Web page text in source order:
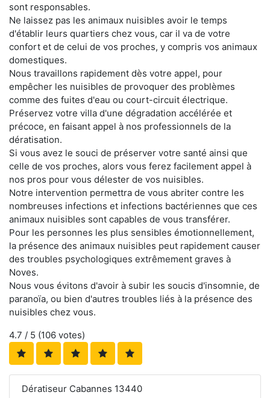
sont responsables.
Ne laissez pas les animaux nuisibles avoir le temps
d'établir leurs quartiers chez vous, car il va de votre
confort et de celui de vos proches, y compris vos animaux
domestiques.
Nous travaillons rapidement dès votre appel, pour
empêcher les nuisibles de provoquer des problèmes
comme des fuites d'eau ou court-circuit électrique.
Préservez votre villa d'une dégradation accélérée et
précoce, en faisant appel à nos professionnels de la
dératisation.
Si vous avez le souci de préserver votre santé ainsi que
celle de vos proches, alors vous ferez facilement appel à
nos pros pour vous délester de vos nuisibles.
Notre intervention permettra de vous abriter contre les
nombreuses infections et infections bactériennes que ces
animaux nuisibles sont capables de vous transférer.
Pour les personnes les plus sensibles émotionnellement,
la présence des animaux nuisibles peut rapidement causer
des troubles psychologiques extrêmement graves à
Noves.
Nous vous évitons d'avoir à subir les soucis d'insomnie, de
paranoïa, ou bien d'autres troubles liés à la présence des
nuisibles chez vous.
4.7 / 5 (106 votes)
Dératiseur Cabannes 13440